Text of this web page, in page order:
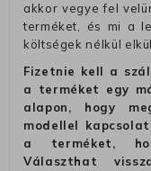
akkor vegye fel
terméket, és mi a
költségek nélkül
Fizetnie kell a
a terméket egy
alapon, hogy
modellel
a terméket,
Választhat